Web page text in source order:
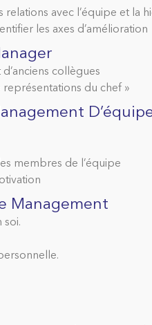
relations avec l’équipe et la
les axes d’amélioration
collègues
du chef »
membres de l’équipe
Management
soi.